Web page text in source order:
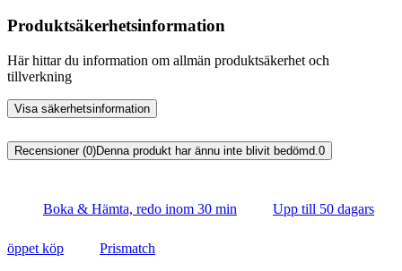
Produktsäkerhetsinformation
Här hittar du information om allmän produktsäkerhet och
tillverkning
Visa säkerhetsinformation
Recensioner (0)Denna produkt har ännu inte blivit bedömd. 0
Boka & Hämta, redo inom 30 min Upp till 50 dagars
öppet köp Prismatch